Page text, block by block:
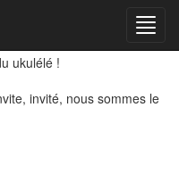
Menu
ukulélé !
invité, nous sommes le